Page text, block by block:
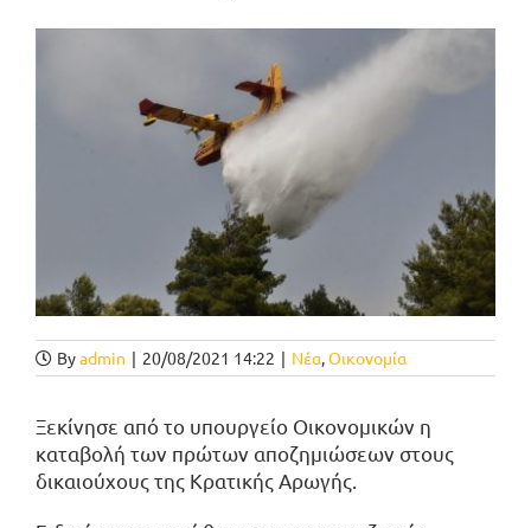
Byadmin | 20/08/2021 14:22 | Νέα,Οικονομία
Ξεκίνησε από το υπουργείο Οικονομικών η
καταβολή των πρώτων αποζημιώσεων στους
δικαιούχους της Κρατικής Αρωγής.